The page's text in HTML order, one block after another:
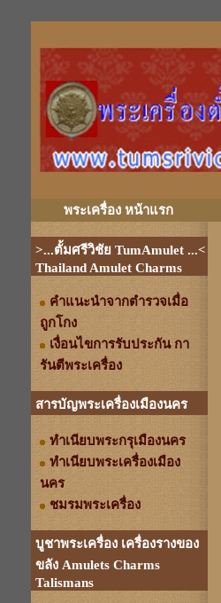
พระเครื่อง หน้าแรก
>...ตั้มศรีวิชัย TumAmulet ...<
Thailand Amulet Charms
คำแนะนำจากตำรวจเมื่อ
ถูกโกง
เงื่อนไขการรับประกัน กา
รันตีพระเครื่อง
สารบัญพระเครื่องเมืองนคร
ทำเนียบพระกรุเมืองนคร
ทำเนียบพระเครื่องเมือง
นคร
ชมรมพระเครื่อง
บูชาพระเครื่อง เครื่องรางของ
ขลัง Amulets Charms
Talismans